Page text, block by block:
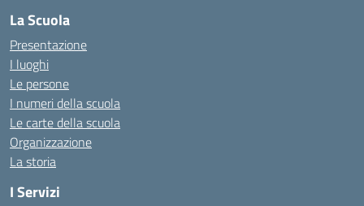
La Scuola
Presentazione
I luoghi
Le persone
I numeri della scuola
Le carte della scuola
Organizzazione
La storia
I Servizi